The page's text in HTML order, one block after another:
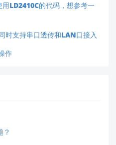
LD2410C的代码，想参考一
时支持串口透传和LAN口接入
作
？